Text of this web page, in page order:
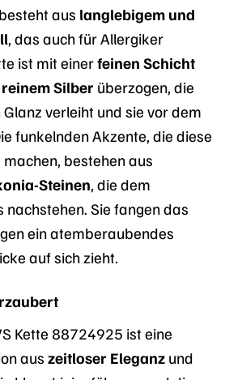
aus langlebigem und
, das auch für Allergiker
ist mit einerfeinen Schicht
reinem Silber überzogen, die
verleiht und sie vor dem
funkelnden Akzente, die diese
bestehen aus
Steinen , die dem
nachstehen. Sie fangen das
ein atemberaubendes
auf sich zieht.
Kette 88724925 ist eine
aus zeitloser Eleganz und